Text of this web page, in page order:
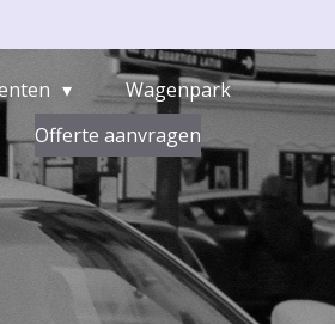
Wagenpark
Offerte aanvragen